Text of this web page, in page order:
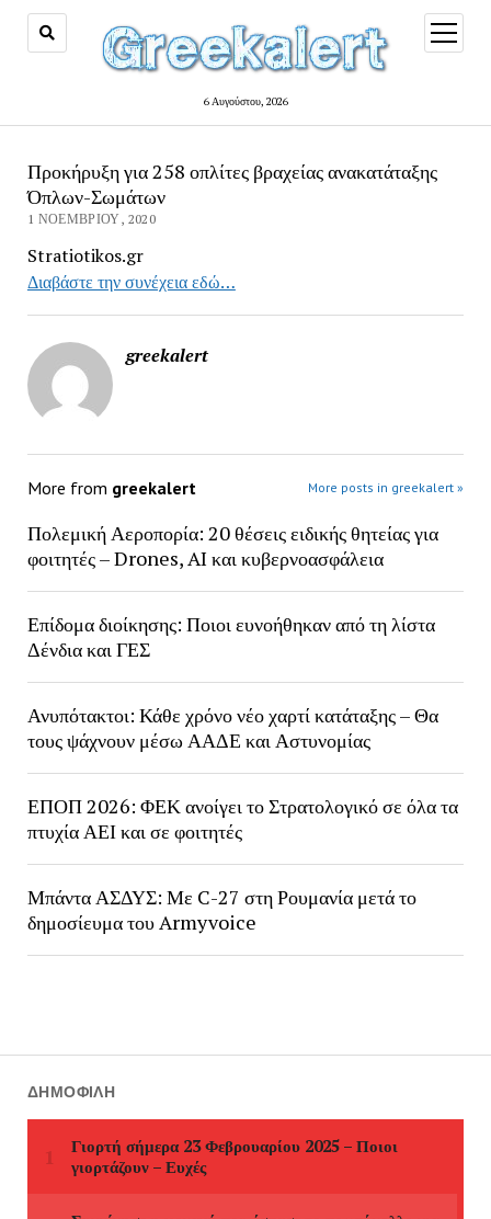
6 Αυγούστου, 2026
open
menu
Προκήρυξη για 258 οπλίτες βραχείας ανακατάταξης
Όπλων-Σωμάτων
1 ΝΟΕΜΒΡΊΟΥ, 2020
Stratiotikos.gr
Διαβάστε την συνέχεια εδώ…
greekalert
More from greekalert More posts in greekalert »
Πολεμική Αεροπορία: 20 θέσεις ειδικής θητείας για
φοιτητές – Drones, AI και κυβερνοασφάλεια
Επίδομα διοίκησης: Ποιοι ευνοήθηκαν από τη λίστα
Δένδια και ΓΕΣ
Ανυπότακτοι: Κάθε χρόνο νέο χαρτί κατάταξης – Θα
τους ψάχνουν μέσω ΑΑΔΕ και Αστυνομίας
ΕΠΟΠ 2026: ΦΕΚ ανοίγει το Στρατολογικό σε όλα τα
πτυχία ΑΕΙ και σε φοιτητές
Μπάντα ΑΣΔΥΣ: Με C-27 στη Ρουμανία μετά το
δημοσίευμα του Armyvoice
ΔΗΜΟΦΙΛΉ